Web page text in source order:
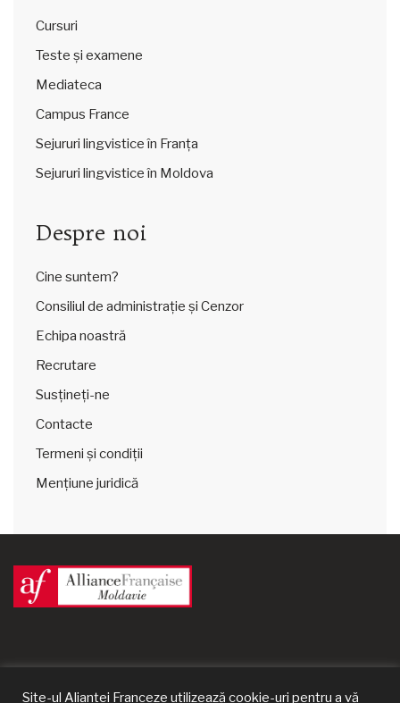
Cursuri
Teste și examene
Mediateca
Campus France
Sejururi lingvistice în Franța
Sejururi lingvistice în Moldova
Despre noi
Cine suntem?
Consiliul de administrație și Cenzor
Echipa noastră
Recrutare
Susțineți-ne
Contacte
Termeni și condiții
Mențiune juridică
Site-ul Alianței Franceze utilizează cookie-uri pentru a vă